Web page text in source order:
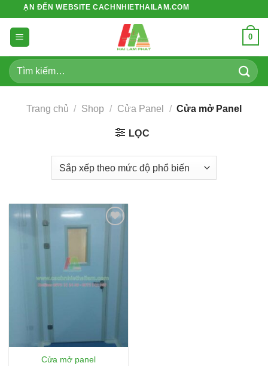
BẠN ĐẾN WEBSITE CACHNHIETHAILAM.COM
0
Tìm
kiếm:
Trang chủ / Shop / Cửa Panel / Cửa mở Panel
LỌC
Cửa mở panel